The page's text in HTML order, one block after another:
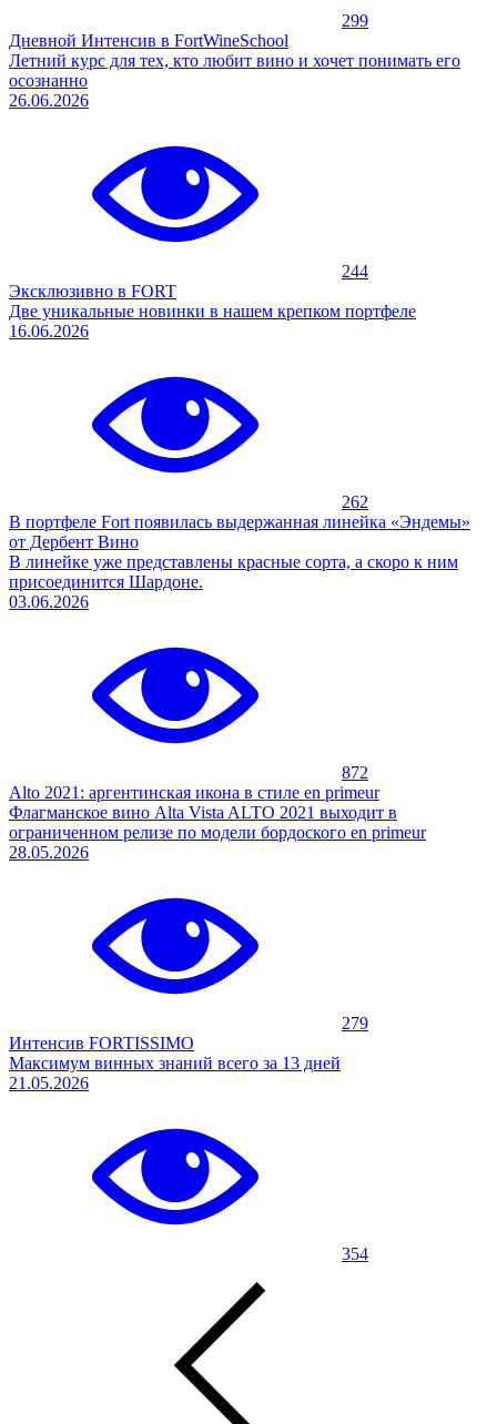
299
Дневной Интенсив в FortWineSchool
Летний курс для тех, кто любит вино и хочет понимать его
осознанно
26.06.2026
244
Эксклюзивно в FORT
Две уникальные новинки в нашем крепком портфеле
16.06.2026
262
В портфеле Fort появилась выдержанная линейка «Эндемы»
от Дербент Вино
В линейке уже представлены красные сорта, а скоро к ним
присоединится Шардоне.
03.06.2026
872
Alto 2021: аргентинская икона в стиле en primeur
Флагманское вино Alta Vista ALTO 2021 выходит в
ограниченном релизе по модели бордоского en primeur
28.05.2026
279
Интенсив FORTISSIMO
Максимум винных знаний всего за 13 дней
21.05.2026
354